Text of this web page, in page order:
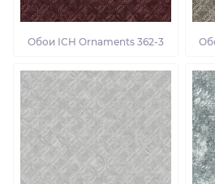
Обои ІСН Ornaments 362-3